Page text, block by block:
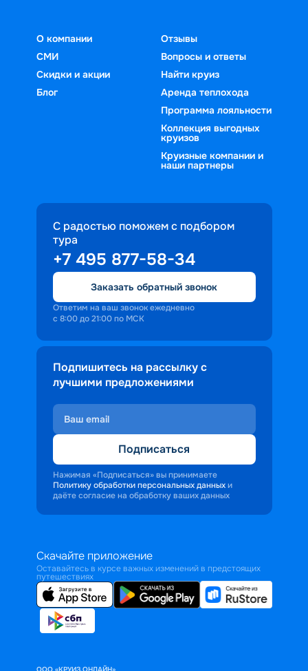
О компании
СМИ
Скидки и акции
Блог
Отзывы
Вопросы и ответы
Найти круиз
Аренда теплохода
Программа лояльности
Коллекция выгодных
круизов
Круизные компании и
наши партнеры
С радостью поможем с подбором
тура
+7 495 877-58-34
Заказать обратный звонок
Ответим на ваш звонок ежедневно
с 8:00 до 21:00 по МСК
Подпишитесь на рассылку с
лучшими предложениями
Подписаться
Нажимая «Подписаться» вы принимаете
Политику обработки персональных данных и
даёте согласие на обработку ваших данных
Скачайте приложение
Оставайтесь в курсе важных изменений в предстоящих
путешествиях